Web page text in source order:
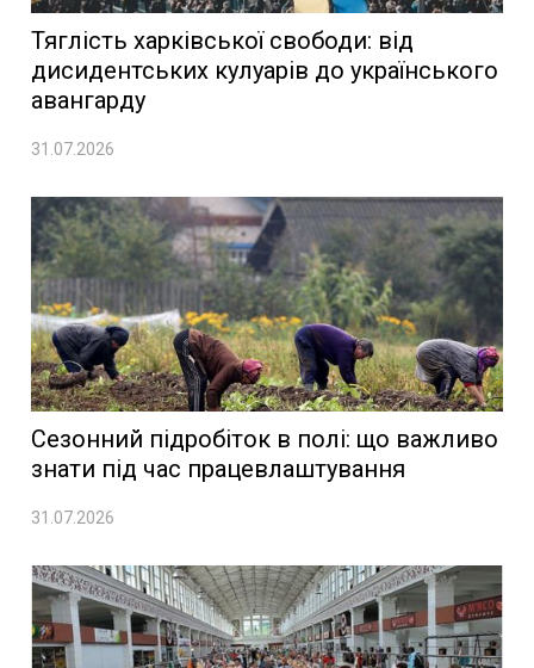
Тяглість харківської свободи: від
дисидентських кулуарів до українського
авангарду
31.07.2026
Сезонний підробіток в полі: що важливо
знати під час працевлаштування
31.07.2026